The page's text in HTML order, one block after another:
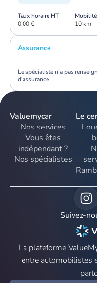
Taux horaire HT
0,00 €
10 km
Assurance
Le spécialiste n'a pas
d'assurance
Valuemycar
Nos services
Vous êtes
indépendant ?
Nos spécialistes
Le
Suivez-
La plateforme
entre automobilistes